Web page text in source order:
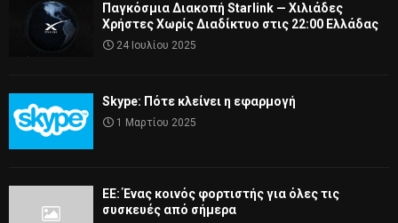
Παγκόσμια Διακοπή Starlink — Χιλιάδες
Χρήστες Χωρίς Διαδίκτυο στις 22:00 Ελλάδας
24 Ιουλίου 2025
Skype: Πότε κλείνει η εφαρμογή
1 Μαρτίου 2025
ΕΕ: Ένας κοινός φορτιστής για όλες τις
συσκευές από σήμερα